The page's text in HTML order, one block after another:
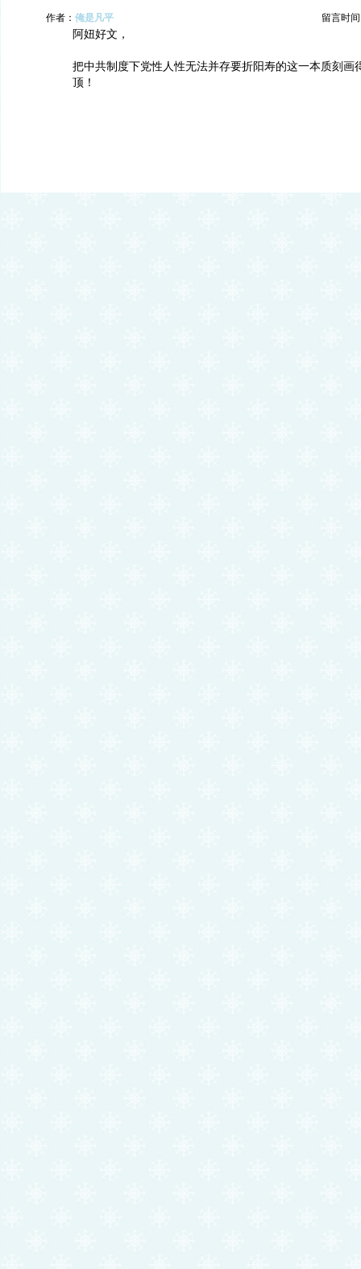
作者： 俺是凡平 留言时间
阿妞好文，
把中共制度下党性人性无法并存要折阳寿的这一本质刻画
顶！